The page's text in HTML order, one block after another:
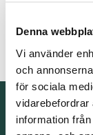
Denna
Vi använder
och
för sociala
vidarebefordrar
information
svenska
svenska i tal
Kontakta oss